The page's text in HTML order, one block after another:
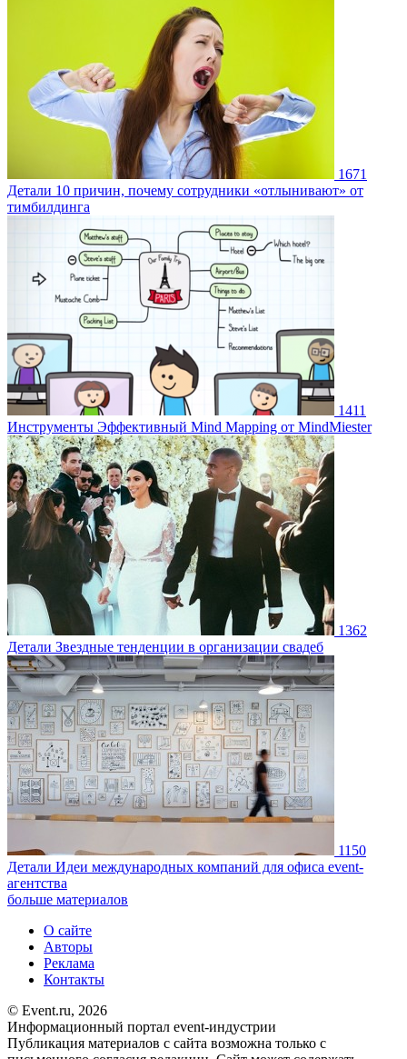
1671
Детали 10 причин, почему сотрудники «отлынивают» от
тимбилдинга
1411
Инструменты Эффективный Mind Mapping от MindMiester
1362
Детали Звездные тенденции в организации свадеб
1150
Детали Идеи международных компаний для офиса event-
агентства
больше материалов
О сайте
Авторы
Реклама
Контакты
© Event.ru, 2026
Информационный портал event-индустрии
Публикация материалов с сайта возможна только с